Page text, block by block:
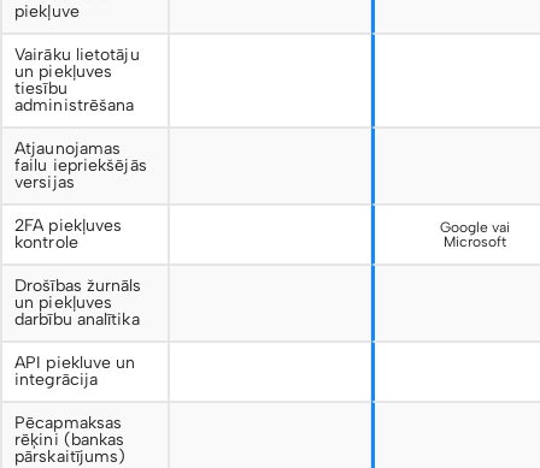
piekļuve
Vairāku lietotāju
un piekļuves
tiesību
administrēšana
Atjaunojamas
failu iepriekšējās
versijas
2FA piekļuves
kontrole
Google vai
Microsoft
Drošības žurnāls
un piekļuves
darbību analītika
API piekluve un
integrācija
Pēcapmaksas
rēķini (bankas
pārskaitījums)